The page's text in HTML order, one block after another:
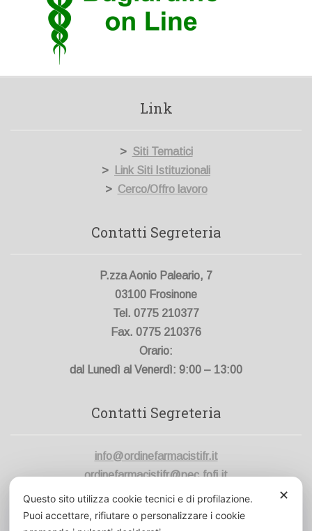
Link
> Siti Tematici
>
Link Siti Istituzionali
> Cerco/Offro lavoro
Contatti Segreteria
P.zza Aonio Paleario, 7
03100 Frosinone
Tel. 0775 210377
Fax. 0775 210376
Orario:
dal Lunedì al Venerdì: 9:00 – 13:00
Contatti Segreteria
info@ordinefarmacistifr.it
ordinefarmacistifr@pec.fofi.it
Codice Fiscale:80006420600
Cod. Un. Fatt. Elett.:
UFVK43
✕
Questo sito utilizza cookie tecnici e di profilazione.
Puoi accettare, rifiutare o personalizzare i cookie